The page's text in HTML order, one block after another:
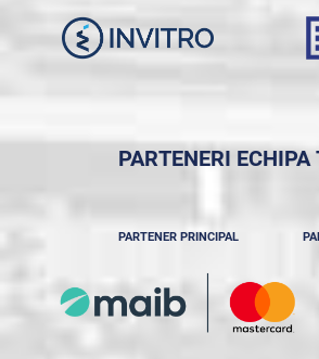
PARTENERI ECHIPA
PARTENER PRINCIPAL